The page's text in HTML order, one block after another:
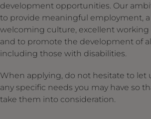
development opportunities. Our
to provide meaningful employment,
welcoming culture, excellent
and to promote the development of
including those with disabilities.
When applying, do not hesitate to let
any specific needs you may have so
take them into consideration.